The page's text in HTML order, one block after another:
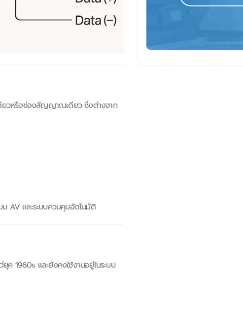
ยวหรือช่องสัญญาณเดียว ซึ่งต่างจาก
AV และระบบควบคุมอัตโนมัติ
ค 1960s และยังคงใช้งานอยู่ในระบบ